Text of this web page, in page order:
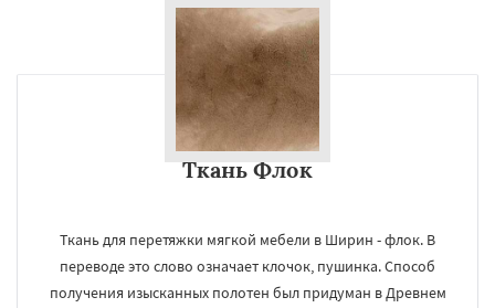
Ткань Флок
Ткань для перетяжки мягкой мебели в Ширин - флок. В
переводе это слово означает клочок, пушинка. Способ
получения изысканных полотен был придуман в Древнем